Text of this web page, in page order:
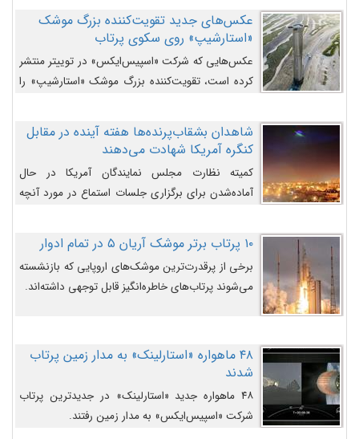
روزافزون کارآفرینی در حوزه فضایی و مزایای جدیدی که
کارآفرینان این حوزه ایجاد می‌کنند، می‌پردازد.
عکس‌های جدید تقویت‌کننده بزرگ موشک
«استارشیپ» روی سکوی پرتاب
عکس‌هایی که شرکت «اسپیس‌ایکس» در توییتر منتشر
کرده است، تقویت‌کننده بزرگ موشک «استارشیپ» را
شاهدان بشقاب‌پرنده‌ها هفته آینده در مقابل
کنگره آمریکا شهادت می‌دهند
کمیته نظارت مجلس نمایندگان آمریکا در حال
آماده‌شدن برای برگزاری جلسات استماع در مورد آنچه
می‌دانند، است و قرار است افشاگران یوفوها هفته آینده
در مقابل آنها شهادت دهند.۱۰ پرتاب برتر موشک آریان ۵ در تمام ادوار
برخی از پرقدرت‌ترین موشک‌های اروپایی که بازنشسته
می‌شوند پرتاب‌های خاطره‌انگیز قابل توجهی داشته‌اند.
۴۸ ماهواره «استارلینک» به مدار زمین پرتاب
شدند
۴۸ ماهواره جدید «استارلینک» در جدیدترین پرتاب
شرکت «اسپیس‌ایکس» به مدار زمین رفتند.